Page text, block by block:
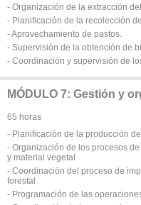
- Organización de la extracción
- Planificación de la recolección
- Aprovechamiento de pastos.
- Supervisión de la obtención de
- Coordinación y supervisión de
MÓDULO 7: Gestión y
65 horas
- Planificación de la producción
- Organización de los procesos
y material vegetal
- Coordinación del proceso de
forestal
- Programación de las